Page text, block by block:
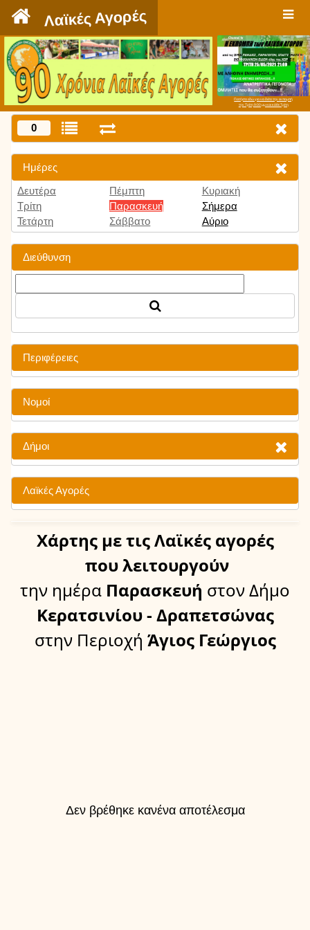
Λαϊκές Αγορές
Πατήστε εδώ για να δείτε την εκπομπή
την Τρίτη 9:00 μμ και κάθε Τρίτη
0
Ημέρες
Δευτέρα
Τρίτη
Τετάρτη
Πέμπτη
Παρασκευή
Σάββατο
Κυριακή
Σήμερα
Αύριο
Διεύθυνση
Περιφέρειες
Νομοί
Δήμοι
Λαϊκές Αγορές
Χάρτης με τις Λαϊκές αγορές
που λειτουργούν
την ημέρα Παρασκευή στον Δήμο
Κερατσινίου - Δραπετσώνας
στην Περιοχή Άγιος Γεώργιος
Δεν βρέθηκε κανένα αποτέλεσμα